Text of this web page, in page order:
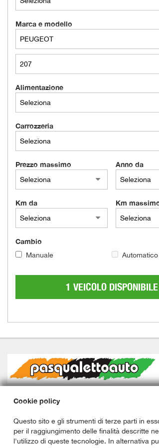
Marca e modello
Alimentazione
Carrozzeria
Prezzo massimo Anno da
Km da Km
Cambio
Manuale Automatico
1 VEICOLO DISPONIBILE
Cookie policy
Questo sito e gli strumenti di terze parti in
per il raggiungimento delle finalità descritte
l'utilizzo di queste tecnologie. In alternativa